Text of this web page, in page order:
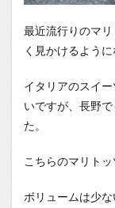
最近流行りのマ
く見かけるように
イタリアのスイ
いですが、長野
た。
こちらのマリト
ボリュームは少